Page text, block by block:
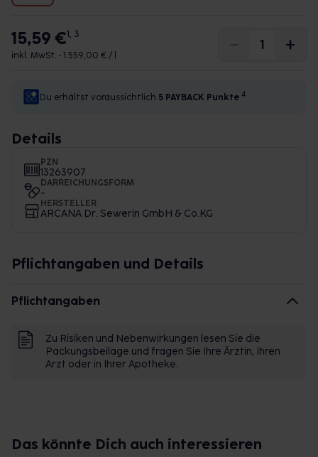
15,59 €1, 3
inkl. MwSt. • 1.559,00 € / l
Du erhältst voraussichtlich 5 PAYBACK Punkte 4
Details
PZN
13263907
DARREICHUNGSFORM
-
HERSTELLER
ARCANA Dr. Sewerin GmbH & Co.KG
Pflichtangaben und Details
Pflichtangaben
Zu Risiken und Nebenwirkungen lesen Sie die
Packungsbeilage und fragen Sie Ihre Ärztin, Ihren
Arzt oder in Ihrer Apotheke.
Das könnte Dich auch interessieren